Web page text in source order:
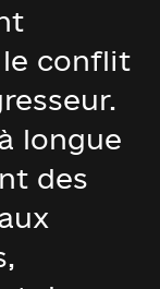
le conflit
longue
des